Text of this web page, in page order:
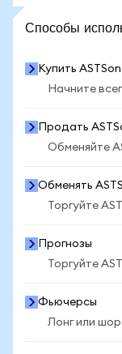
Способы
Купить ASTSon
Начните
Продать
Обменяйте
Обменять
Торгуйте
Прогнозы
Торгуйте
Фьючерсы
Лонг или